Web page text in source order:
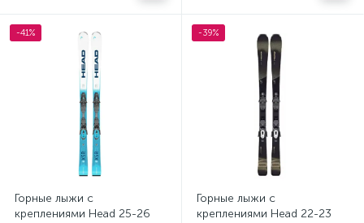
-41%
Горные лыжи с
креплениями Head 25-26
-39%
Горные лыжи с
креплениями Head 22-23